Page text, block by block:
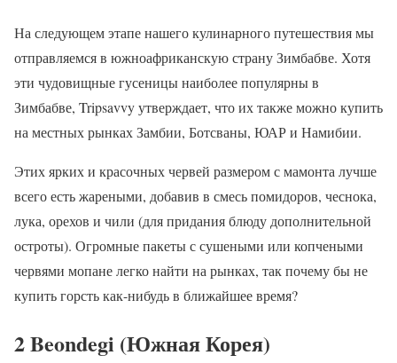
На следующем этапе нашего кулинарного путешествия мы
отправляемся в южноафриканскую страну Зимбабве. Хотя
эти чудовищные гусеницы наиболее популярны в
Зимбабве, Tripsavvy утверждает, что их также можно купить
на местных рынках Замбии, Ботсваны, ЮАР и Намибии.
Этих ярких и красочных червей размером с мамонта лучше
всего есть жареными, добавив в смесь помидоров, чеснока,
лука, орехов и чили (для придания блюду дополнительной
остроты). Огромные пакеты с сушеными или копчеными
червями мопане легко найти на рынках, так почему бы не
купить горсть как-нибудь в ближайшее время?
2 Beondegi (Южная Корея)